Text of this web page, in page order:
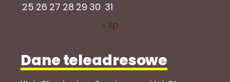
25 26 27 28 29 30 31
« lip
Dane teleadresowe